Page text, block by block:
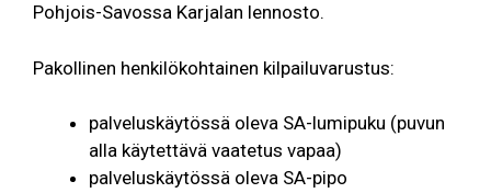
Pohjois-Savossa Karjalan lennosto.
Pakollinen henkilökohtainen kilpailuvarustus:
palveluskäytössä oleva SA-lumipuku (puvun
alla käytettävä vaatetus vapaa)
palveluskäytössä oleva SA-pipo